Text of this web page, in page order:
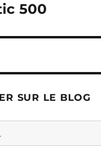
500
SUR LE BLOG